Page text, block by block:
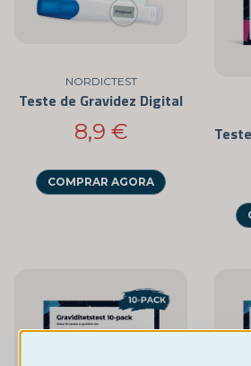
Du väljer själv om du vill kissa direkt på
bägare och doppa ner stickan. Vi
resultat men ändå misstänker graviditet
par dagar och sedan
NORDICTEST
Teste de Gravidez Digital
8,9 €
COMPRAR AGORA